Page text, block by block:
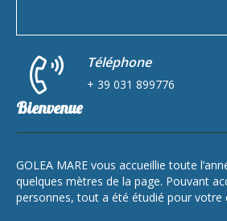
Téléphone
+ 39 031 899776
Bienvenue
GOLEA MARE vous accueillie toute
quelques mètres de la page. Pouvant
personnes, tout a été étudié pour votre